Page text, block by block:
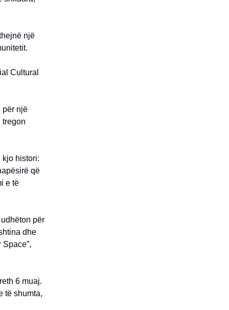
një
Cultural
për një
tregon
histori:
që
e të
për
dhe
6 muaj.
të shumta,